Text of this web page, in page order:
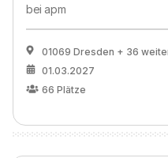
beiapm
01069 Dresden + 36
01.03.2027
66 Plätze